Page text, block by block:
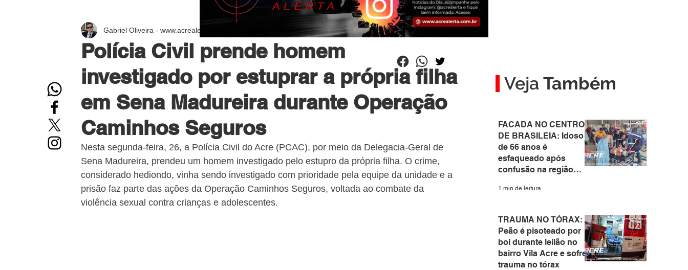
Polícia Civil prende homem
investigado por estuprar a própria filha
em Sena Madureira durante Operação
Caminhos Seguros
Gabriel Oliveira - www.acrealerta.com.br 27 de mai. de 2025 1 min de leitura
Nesta segunda-feira, 26, a Polícia Civil do Acre (PCAC), por meio da Delegacia-Geral de
Sena Madureira, prendeu um homem investigado pelo estupro da própria filha. O crime,
considerado hediondo, vinha sendo investigado com prioridade pela equipe da unidade e a
prisão faz parte das ações da Operação Caminhos Seguros, voltada ao combate da
violência sexual contra crianças e adolescentes.
FACADA NO CENTRO
DE BRASILEIA: Idoso
de 66 anos é
esfaqueado após
confusão na região
Acre
1 min de leitura
TRAUMA NO TÓRAX:
Peão é pisoteado por
boi durante leilão no
bairro Vila Acre e sofre
trauma no tórax
Veja Também